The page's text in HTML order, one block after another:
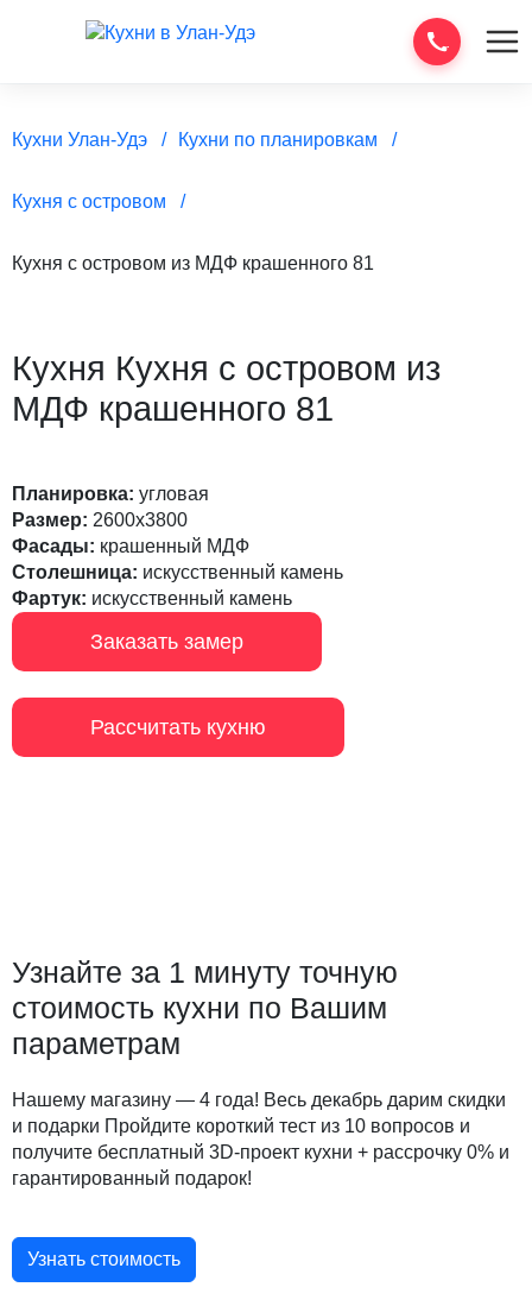
Кухни Улан-Удэ Кухни по планировкам
Кухня с островом
Кухня с островом из МДФ крашенного 81
Кухня Кухня с островом из
МДФ крашенного 81
Планировка: угловая
Размер: 2600х3800
Фасады: крашенный МДФ
Столешница: искусственный камень
Фартук: искусственный камень
Заказать замер
Рассчитать кухню
Узнайте за 1 минуту точную
стоимость кухни по Вашим
параметрам
Нашему магазину — 4 года! Весь декабрь дарим скидки
и подарки Пройдите короткий тест из 10 вопросов и
получите бесплатный 3D-проект кухни + рассрочку 0% и
гарантированный подарок!
Узнать стоимость